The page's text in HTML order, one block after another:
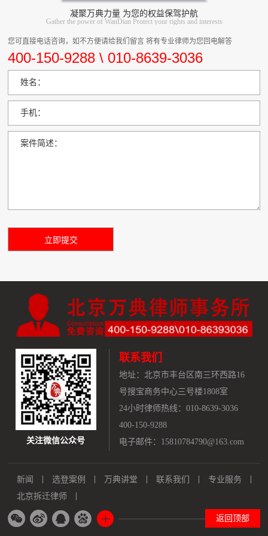
凝聚万典力量 为您的权益保驾护航
Gather the power of WanDian Protect your rights and interests
您可直接电话咨询，如不方便请给我们留言 将有专业律师为您回电解答
400-150-9288 \ 010-8639-3036
姓名：
手机：
案件简述：
关注微信公众号
联系我们
地址： 北京市丰台区南三环西路16
号搜宝商务中心三号楼1808室
24小时律师热线：010-8639-3036
400-150-9288
电子邮件：15810784790@163.com
新闻 选登案例 万典讲堂 联系我们
专业服务
北京拆迁律师
返回顶部